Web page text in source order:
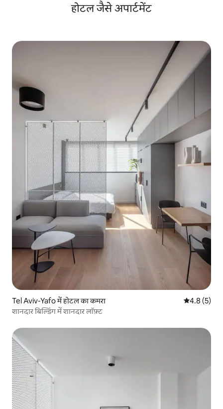
होटल जैसे अपार्टमेंट
Tel Aviv-Yafo में होटल का कमरा औसत रेटिंग 5
4.8 (5)
शानदार बिल्डिंग में शानदार लॉफ़्ट